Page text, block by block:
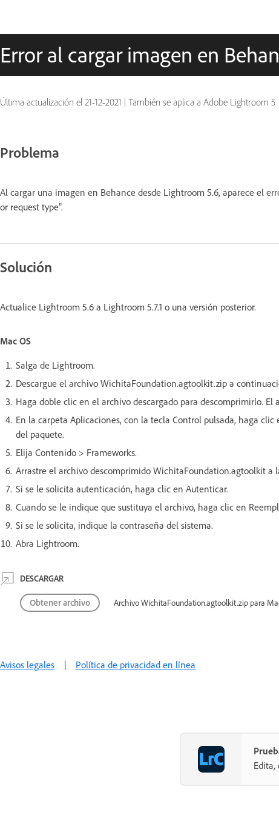
Error al cargar imagen en
Última actualización el 21-12-2021 | También se aplica a Adobe Lightroom 5
Problema
Al cargar una imagen en Behance desde Lightroom 5.6, aparece el
or request type".
Solución
Actualice Lightroom 5.6 a Lightroom 5.7.1 o una versión posterior.
Mac OS
Salga de Lightroom.
Descargue el archivo WichitaFoundation.agtoolkit.zip a
Haga doble clic en el archivo descargado para descomprimirlo.
En la carpeta Aplicaciones, con la tecla Control pulsada, haga
del paquete.
Elija Contenido > Frameworks.
Arrastre el archivo descomprimido WichitaFoundation.agtoolkit a
Si se le solicita autenticación, haga clic en Autenticar.
Cuando se le indique que sustituya el archivo, haga clic en
Si se le solicita, indique la contraseña del sistema.
Abra Lightroom.
DESCARGAR
Obtener archivo Archivo WichitaFoundation.agtoolkit.zip para
Avisos legales | Política de privacidad en línea